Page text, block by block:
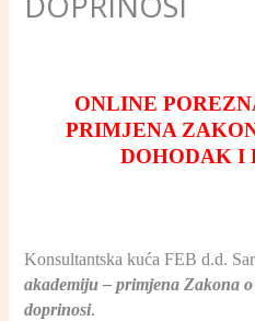
ONLINE
PRIMJENA
DOHODAK I
Konsultantska kuća FEB d.d.
akademiju – primjena Zakona
doprinosi.